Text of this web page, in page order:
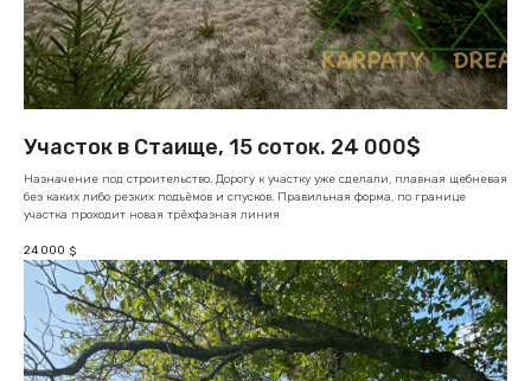
Участок в Стаище, 15 соток. 24 000$
Назначение под строительство. Дорогу к участку уже сделали, плавная щебневая
без каких либо резких подъёмов и спусков. Правильная форма, по границе
участка проходит новая трёхфазная линия
24 000 $